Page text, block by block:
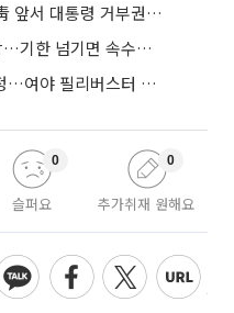
與, 형소법 대국민 보고 vs 野, 靑 앞서 대통령 거부권 촉구
경찰 수사 기다리다 피의자 석방…기한 넘기면 속수무책
‘보완수사권 폐지법’ 본회의 상정…여야 필리버스터 대치
슬퍼요
0
추가취재 원해요
0